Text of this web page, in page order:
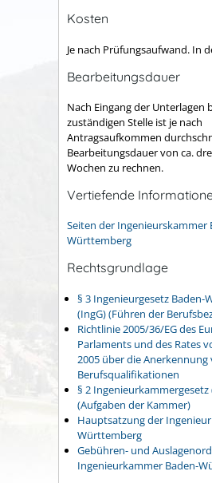
Kosten
Je nach Prüfungsaufwand. In
Bearbeitungsdauer
Nach Eingang der Unterlagen
zuständigen Stelle ist je nach
Antragsaufkommen
Bearbeitungsdauer von ca.
Wochen zu rechnen.
Vertiefende
Seiten der Ingenieurskammer
Württemberg
Rechtsgrundlage
§ 3 Ingenieurgesetz Baden-
(IngG) (Führen der
Richtlinie 2005/36/EG des
Parlaments und des Rates
2005 über die Anerkennung
Berufsqualifikationen
§ 2 Ingenieurkammergesetz
(Aufgaben der Kammer)
Hauptsatzung der
Württemberg
Gebühren- und
Ingenieurkammer Baden-